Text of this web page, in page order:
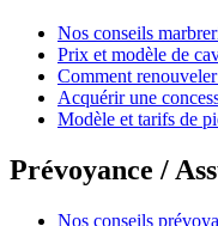
Nos conseils
Prix et modèle de
Comment
Acquérir une
Modèle et tarifs de
Prévoyance /
Nos conseils